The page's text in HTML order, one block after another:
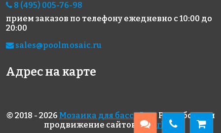
3570 руб./м²
Испания
313x495
3800 руб./м²
396x317
8 (495) 005-76-98
прием заказов по телефону ежедневно с 10:00 до
20:00
sales@poolmosaic.ru
Адрес на карте
© 2018 - 2026 Мозаика для бассейна. Разработка и
продвижение сайтов
superk.ru